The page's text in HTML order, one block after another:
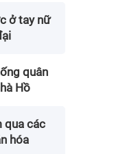
ở tay nữ
quân
Hồ
qua các
hóa